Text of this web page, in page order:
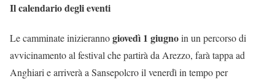
Il calendario degli eventi
Le camminate inizierannogiovedì 1 giugnoin un percorso di
avvicinamento al festival che partirà da Arezzo, farà tappa ad
Anghiari e arriverà a Sansepolcro il venerdì in tempo per